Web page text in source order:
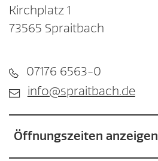
Kirchplatz 1
73565 Spraitbach
07176 6563-0
info@spraitbach.de
Öffnungszeiten anzeigen